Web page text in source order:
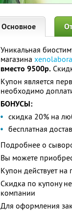
Основное
Уникальная
магазина
вместо 9500р.
Купон является
необходимо
БОНУСЫ:
скидка 20% на
бесплатная
Подробнее о
Вы можете
Купон действует
Скидка по купону
компании
Для оформления